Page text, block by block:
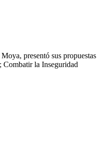
presentó sus propuestas
Combatir la Inseguridad